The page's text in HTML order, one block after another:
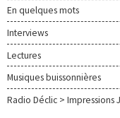
En quelques mots
Interviews
Lectures
Musiques buissonnières
Radio Déclic > Impressions